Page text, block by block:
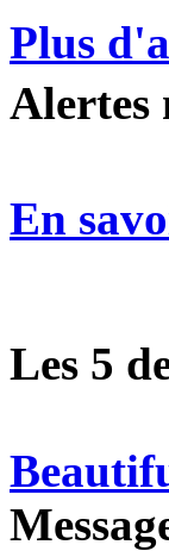
Plus
En
Les 5